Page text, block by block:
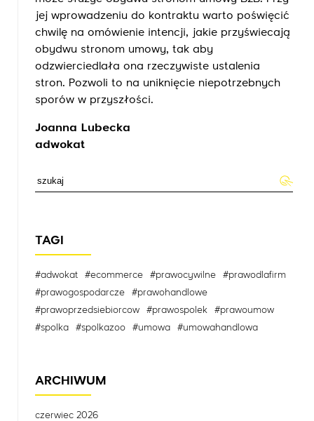
jej wprowadzeniu do kontraktu warto poświęcić
chwilę na omówienie intencji, jakie przyświecają
obydwu stronom umowy, tak aby
odzwierciedlała ona rzeczywiste ustalenia
stron. Pozwoli to na uniknięcie niepotrzebnych
sporów w przyszłości.
Joanna Lubecka
adwokat
TAGI
#adwokat #ecommerce #prawocywilne
#prawodlafirm
#prawogospodarcze
#prawohandlowe
#prawoprzedsiebiorcow
#prawospolek
#prawoumow
#spolka
#spolkazoo #umowa #umowahandlowa
ARCHIWUM
czerwiec 2026